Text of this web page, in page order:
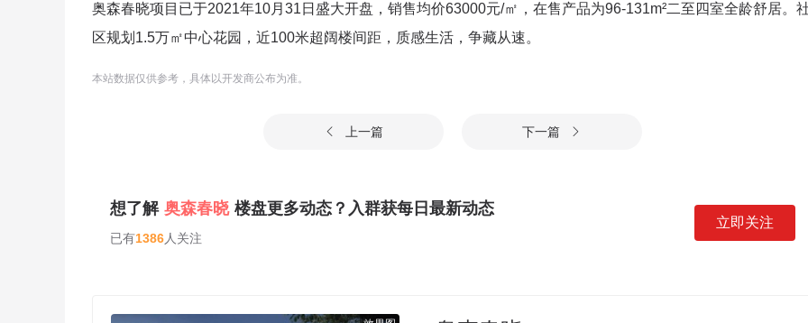
奥森春晓项目已于2021年10月31日盛大开盘，销售均价63000元/㎡，在售产品为96-131m²二至四室全龄舒居。
区规划1.5万㎡中心花园，近100米超阔楼间距，质感生活，争藏从速。
本站数据仅供参考，具体以开发商公布为准。
 上一篇 下一篇 
想了解 奥森春晓 楼盘更多动态？入群获每日最新动态
已有1386人关注
立即关注